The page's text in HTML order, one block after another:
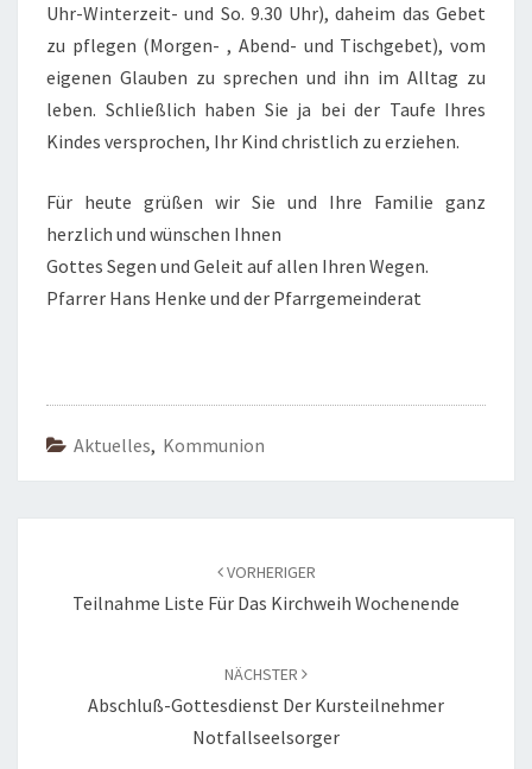
Uhr-Winterzeit- und So. 9.30 Uhr), daheim das Gebet
zu pflegen (Morgen- , Abend- und Tischgebet), vom
eigenen Glauben zu sprechen und ihn im Alltag zu
leben. Schließlich haben Sie ja bei der Taufe Ihres
Kindes versprochen, Ihr Kind christlich zu erziehen.
Für heute grüßen wir Sie und Ihre Familie ganz
herzlich und wünschen Ihnen
Gottes Segen und Geleit auf allen Ihren Wegen.
Pfarrer Hans Henke und der Pfarrgemeinderat
Aktuelles, Kommunion
VORHERIGER
Teilnahme Liste Für Das Kirchweih Wochenende
NÄCHSTER
Abschluß-Gottesdienst Der Kursteilnehmer
Notfallseelsorger